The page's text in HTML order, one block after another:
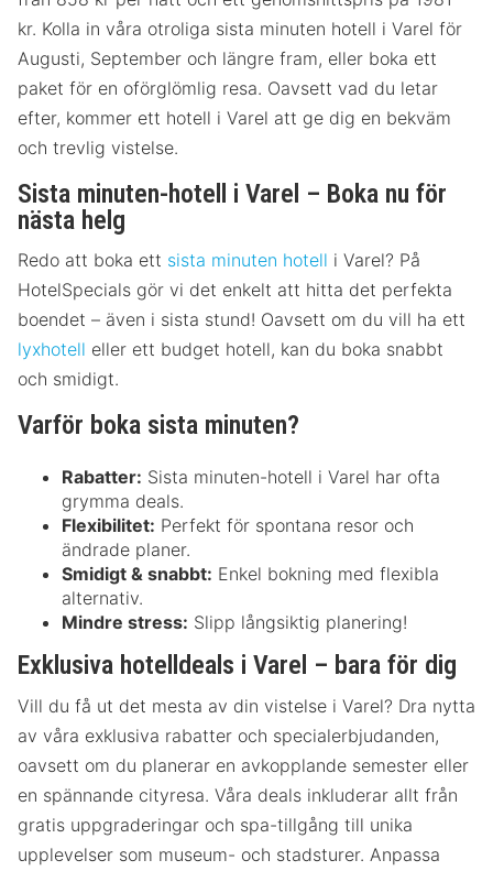
kr. Kolla in våra otroliga sista minuten hotell i Varel för
Augusti, September och längre fram, eller boka ett
paket för en oförglömlig resa. Oavsett vad du letar
efter, kommer ett hotell i Varel att ge dig en bekväm
och trevlig vistelse.
Sista minuten-hotell i Varel – Boka nu för
nästa helg
Redo att boka ett sista minuten hotell i Varel? På
HotelSpecials gör vi det enkelt att hitta det perfekta
boendet – även i sista stund! Oavsett om du vill ha ett
lyxhotell eller ett budget hotell, kan du boka snabbt
och smidigt.
Varför boka sista minuten?
Rabatter: Sista minuten-hotell i Varel har ofta
grymma deals.
Flexibilitet: Perfekt för spontana resor och
ändrade planer.
Smidigt & snabbt: Enkel bokning med flexibla
alternativ.
Mindre stress: Slipp långsiktig planering!
Exklusiva hotelldeals i Varel – bara för dig
Vill du få ut det mesta av din vistelse i Varel? Dra nytta
av våra exklusiva rabatter och specialerbjudanden,
oavsett om du planerar en avkopplande semester eller
en spännande cityresa. Våra deals inkluderar allt från
gratis uppgraderingar och spa-tillgång till unika
upplevelser som museum- och stadsturer. Anpassa